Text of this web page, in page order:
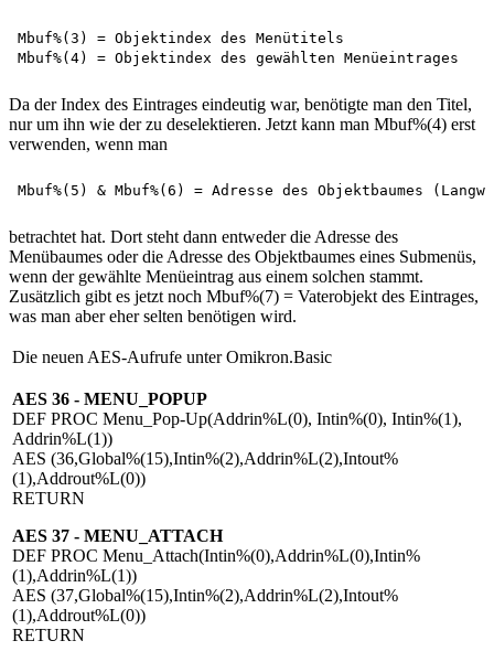
Mbuf%(3) = Objektindex des Menütitels
Da der Index des Eintrages eindeutig war, benötigte man den Titel,
nur um ihn wie der zu deselektieren. Jetzt kann man Mbuf%(4) erst
verwenden, wenn man
betrachtet hat. Dort steht dann entweder die Adresse des
Menübaumes oder die Adresse des Objektbaumes eines Submenüs,
wenn der gewählte Menüeintrag aus einem solchen stammt.
Zusätzlich gibt es jetzt noch Mbuf%(7) = Vaterobjekt des Eintrages,
was man aber eher selten benötigen wird.
Die neuen AES-Aufrufe unter Omikron.Basic
AES 36 - MENU_POPUP
DEF PROC Menu_Pop-Up(Addrin%L(0), Intin%(0), Intin%(1),
Addrin%L(1))
AES (36,Global%(15),Intin%(2),Addrin%L(2),Intout%
(1),Addrout%L(0))
RETURN
AES 37 - MENU_ATTACH
DEF PROC Menu_Attach(Intin%(0),Addrin%L(0),Intin%
(1),Addrin%L(1))
AES (37,Global%(15),Intin%(2),Addrin%L(2),Intout%
(1),Addrout%L(0))
RETURN